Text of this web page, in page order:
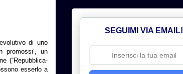
di uno
promossi’, un
(“Repubblica-
esserlo a
SEGUIMI VIA EMAIL!